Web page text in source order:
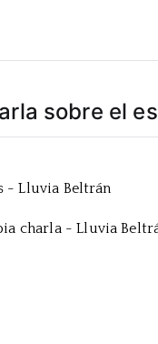
sobre el
- Lluvia Beltrán
charla - Lluvia